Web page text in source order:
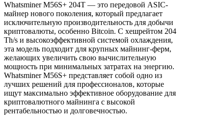
Whatsminer M56S+ 204T — это передовой ASIC-
майнер нового поколения, который предлагает
исключительную производительность для добычи
криптовалюты, особенно Bitcoin. С хешрейтом 204
Th/s и высокоэффективной системой охлаждения,
эта модель подходит для крупных майнинг-ферм,
желающих увеличить свою вычислительную
мощность при минимальных затратах на энергию.
Whatsminer M56S+ представляет собой одно из
лучших решений для профессионалов, которые
ищут максимально эффективное оборудование для
криптовалютного майнинга с высокой
рентабельностью и долговечностью.